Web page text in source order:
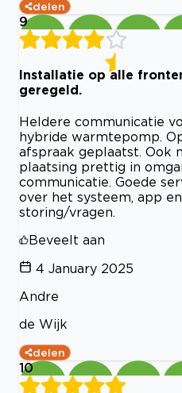
delen
9
Installatie op alle
geregeld.
Heldere communicatie
hybride warmtepomp.
afspraak geplaatst. Ook
plaatsing prettig in
communicatie. Goede
over het systeem, app
storing/vragen.
Beveelt aan
4 January 2025
Andre
de Wijk
delen
10